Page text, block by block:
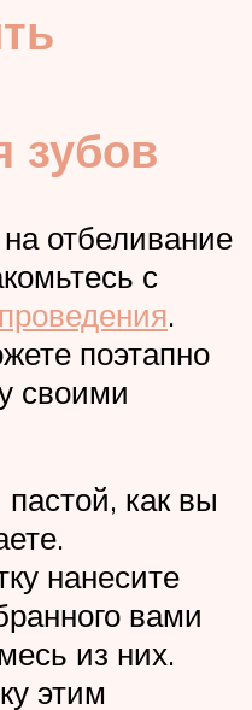
зубов
отбеливание
с
.
поэтапно
своими
как вы
нанесите
вами
из них.
этим